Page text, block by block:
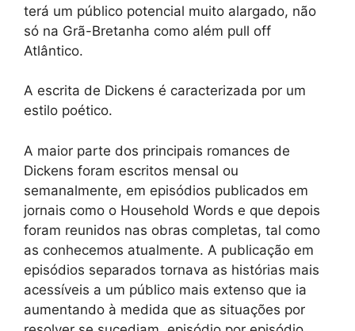
terá um público potencial muito alargado, não
só na Grã-Bretanha como além pull off
Atlântico.
A escrita de Dickens é caracterizada por um
estilo poético.
A maior parte dos principais romances de
Dickens foram escritos mensal ou
semanalmente, em episódios publicados em
jornais como o Household Words e que depois
foram reunidos nas obras completas, tal como
as conhecemos atualmente. A publicação em
episódios separados tornava as histórias mais
acessíveis a um público mais extenso que ia
aumentando à medida que as situações por